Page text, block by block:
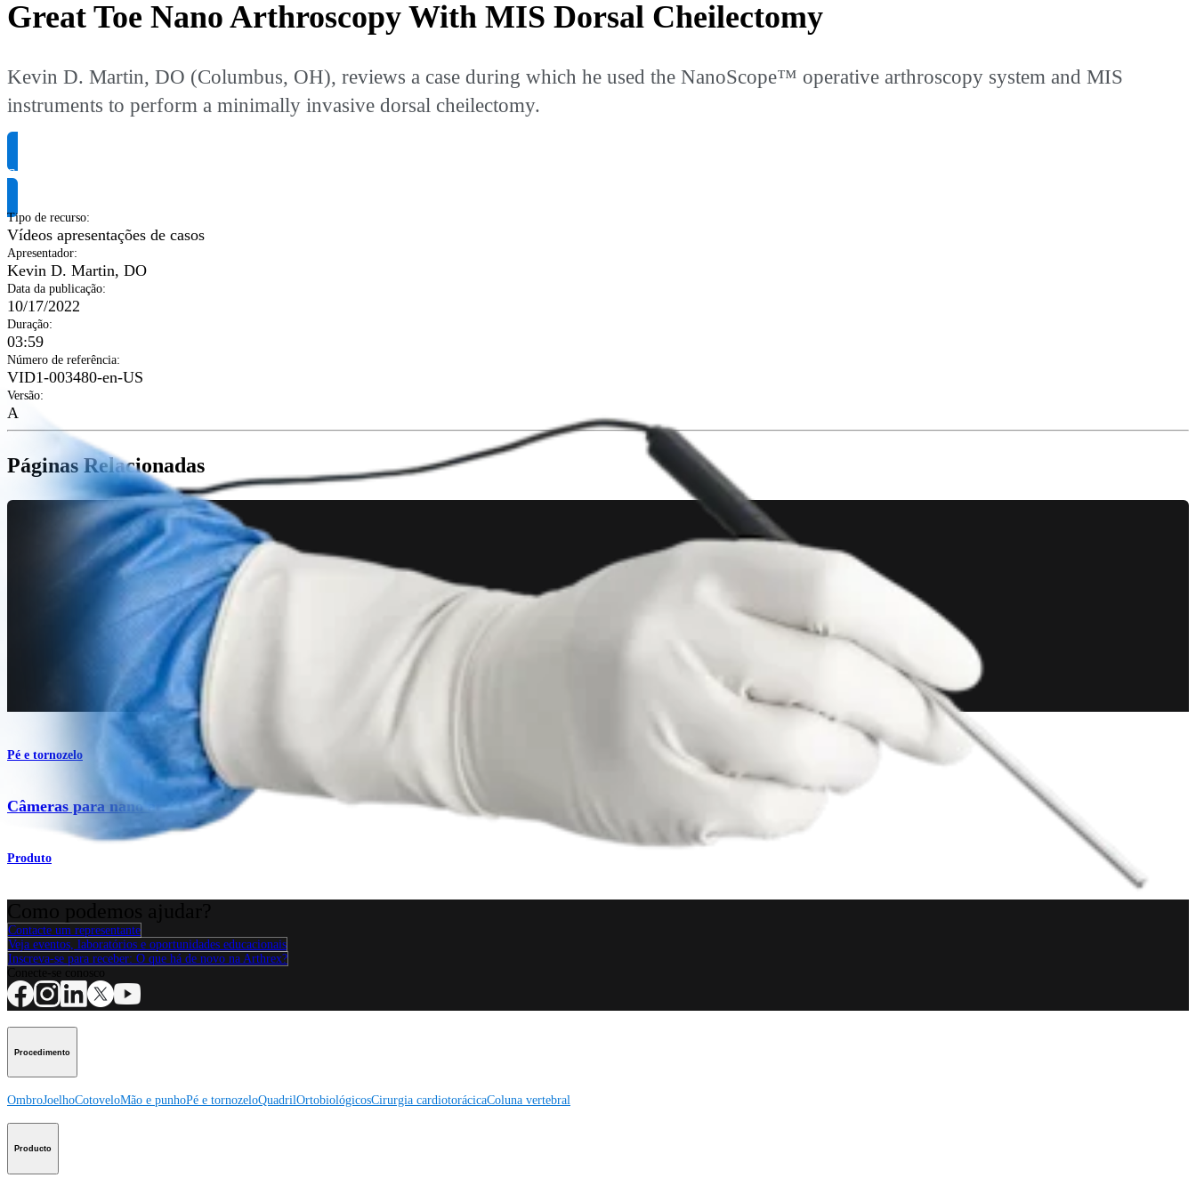
Great Toe Nano Arthroscopy With MIS Dorsal Cheilectomy
Kevin D. Martin, DO (Columbus, OH), reviews a case during which he used the NanoScope™ operative arthroscopy system and MIS
instruments to perform a minimally invasive dorsal cheilectomy.
Solicite informação do produto
Tipo de recurso:
Vídeos apresentações de casos
Apresentador:
Kevin D. Martin, DO
Data da publicação:
10/17/2022
Duração:
03:59
Número de referência:
VID1-003480-en-US
Versão:
A
Páginas Relacionadas
Pé e tornozelo
Câmeras para nano artroscopia
Produto
Contacte um representante
Veja eventos, laboratórios e oportunidades educacionais
Inscreva-se para receber: O que há de novo na Arthrex?
Procedimento
OmbroJoelhoCotoveloMão e punhoPé e tornozeloQuadrilOrtobiológicosCirurgia cardiotorácicaColuna vertebral
Producto